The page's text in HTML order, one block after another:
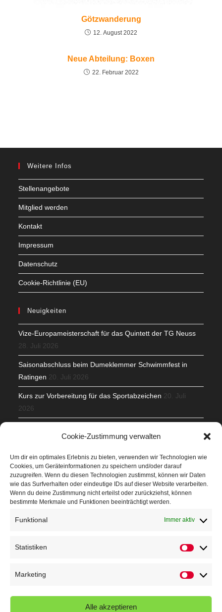
Cookie-Zustimmung verwalten
Um dir ein optimales Erlebnis zu bieten, verwenden wir Technologien wie
Cookies, um Geräteinformationen zu speichern und/oder darauf
zuzugreifen. Wenn du diesen Technologien zustimmst, können wir Daten
wie das Surfverhalten oder eindeutige IDs auf dieser Website verarbeiten.
Wenn du deine Zustimmung nicht erteilst oder zurückziehst, können
bestimmte Merkmale und Funktionen beeinträchtigt werden.
Funktional Immer aktiv
Statistiken
Marketing
Alle akzeptieren
Götzwanderung
12. August 2022
Neue Abteilung: Boxen
22. Februar 2022
Weitere Infos
Stellenangebote
Mitglied werden
Kontakt
Impressum
Datenschutz
Cookie-Richtlinie (EU)
Neuigkeiten
Vize-Europameisterschaft für das Quintett der TG Neuss
28. Juli 2026
Saisonabschluss beim Dumeklemmer Schwimmfest in
Ratingen 20. Juli 2026
Kurs zur Vorbereitung für das Sportabzeichen 20. Juli
2026
Veranstaltungen
Höffner Run
Kindersportfest